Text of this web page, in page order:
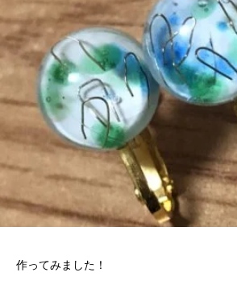
作ってみました！